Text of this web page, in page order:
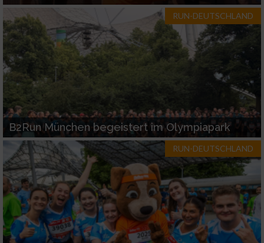
RUN-DEUTSCHLAND
B2Run München begeistert im Olympiapark
RUN-DEUTSCHLAND